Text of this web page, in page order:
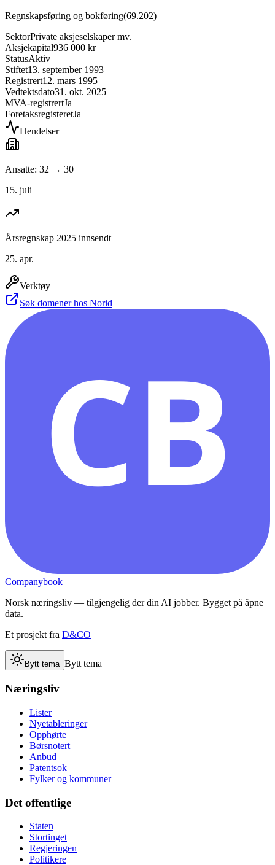
Regnskapsføring og bokføring(69.202)
SektorPrivate aksjeselskaper mv.
Aksjekapital936 000 kr
StatusAktiv
Stiftet13. september 1993
Registrert12. mars 1995
Vedtektsdato31. okt. 2025
MVA-registrertJa
ForetaksregisteretJa
Hendelser
Ansatte: 32 → 30
15. juli
Årsregnskap 2025 innsendt
25. apr.
Verktøy
Søk domener hos Norid
CB
Companybook
Norsk næringsliv — tilgjengelig der din AI jobber. Bygget på åpne
data.
Et prosjekt fra D&CO
Bytt tema Bytt tema
Næringsliv
Lister
Nyetableringer
Opphørte
Børsnotert
Anbud
Patentsok
Fylker og kommuner
Det offentlige
Staten
Stortinget
Regjeringen
Politikere